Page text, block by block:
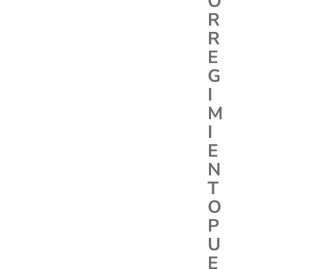
R
R
E
G
I
M
I
E
N
T
O
P
U
E